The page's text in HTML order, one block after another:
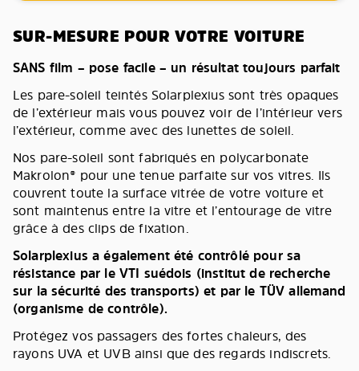
SUR-MESURE POUR VOTRE VOITURE
SANS film – pose facile – un résultat toujours parfait
Les pare-soleil teintés Solarplexius sont très opaques
de l’extérieur mais vous pouvez voir de l’intérieur vers
l’extérieur, comme avec des lunettes de soleil.
Nos pare-soleil sont fabriqués en polycarbonate
Makrolon® pour une tenue parfaite sur vos vitres. Ils
couvrent toute la surface vitrée de votre voiture et
sont maintenus entre la vitre et l’entourage de vitre
grâce à des clips de fixation.
Solarplexius a également été contrôlé pour sa
résistance par le VTI suédois (institut de recherche
sur la sécurité des transports) et par le TÜV allemand
(organisme de contrôle).
Protégez vos passagers des fortes chaleurs, des
rayons UVA et UVB ainsi que des regards indiscrets.